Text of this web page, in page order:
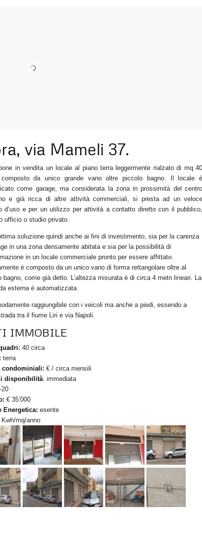
via Mameli 37.
in vendita un locale al piano terra leggermente rialzato di mq 40
da unico grande vano oltre piccolo bagno. Il locale è
come garage, ma considerata la zona in prossimità del centro
e già ricca di altre attività commerciali, si presta ad un veloce
d’uso e per un utilizzo per attività a contatto diretto con il pubblico,
ufficio o studio privato.
soluzione quindi anche ai fini di investimento, sia per la carenza
in una zona densamente abitata e sia per la possibilità di
in un locale commerciale pronto per essere affittato.
è composto da un unico vano di forma rettangolare oltre al
bagno, come già detto. L’altezza misurata è di circa 4 metri lineari. La
esterna è automatizzata.
raggiungibile con i veicoli ma anche a piedi, essendo a
tra il fiume Liri e via Napoli.
IMMOBILE
40 circa
terra
condominiali: € / circa mensili
disponibilità: immediata
20
€ 35’000
Energetica: esente
Kwh/mq/anno